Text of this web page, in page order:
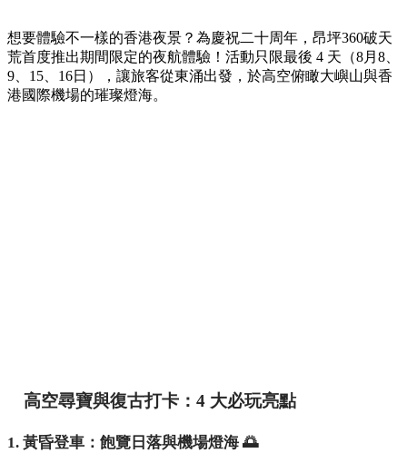
想要體驗不一樣的香港夜景？為慶祝二十周年，昂坪360破天
荒首度推出期間限定的夜航體驗！活動只限最後 4 天（8月8、
9、15、16日），讓旅客從東涌出發，於高空俯瞰大嶼山與香
港國際機場的璀璨燈海。
高空尋寶與復古打卡：4 大必玩亮點
1. 黃昏登車：飽覽日落與機場燈海 🌅